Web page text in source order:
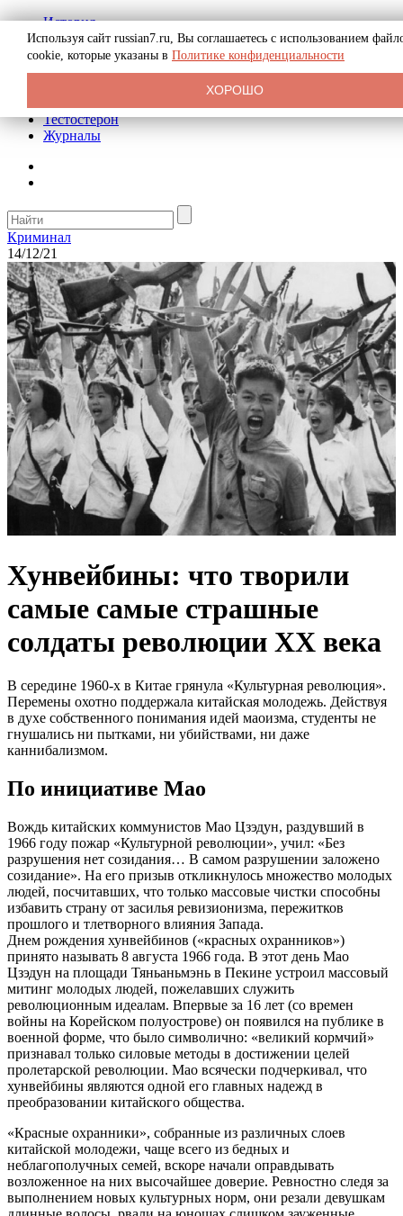
История
Биография
Криминал
Реклама на сайте
Тестостерон
Журналы
Криминал
14/12/21
Хунвейбины: что творили
самые самые страшные
солдаты революции ХХ века
В середине 1960-х в Китае грянула «Культурная революция».
Перемены охотно поддержала китайская молодежь. Действуя
в духе собственного понимания идей маоизма, студенты не
гнушались ни пытками, ни убийствами, ни даже
каннибализмом.
По инициативе Мао
Вождь китайских коммунистов Мао Цзэдун, раздувший в
1966 году пожар «Культурной революции», учил: «Без
разрушения нет созидания… В самом разрушении заложено
созидание». На его призыв откликнулось множество молодых
людей, посчитавших, что только массовые чистки способны
избавить страну от засилья ревизионизма, пережитков
прошлого и тлетворного влияния Запада.
Днем рождения хунвейбинов («красных охранников»)
принято называть 8 августа 1966 года. В этот день Мао
Цзэдун на площади Тяньаньмэнь в Пекине устроил массовый
митинг молодых людей, пожелавших служить
революционным идеалам. Впервые за 16 лет (со времен
войны на Корейском полуострове) он появился на публике в
военной форме, что было символично: «великий кормчий»
признавал только силовые методы в достижении целей
пролетарской революции. Мао всячески подчеркивал, что
хунвейбины являются одной его главных надежд в
преобразовании китайского общества.
«Красные охранники», собранные из различных слоев
китайской молодежи, чаще всего из бедных и
неблагополучных семей, вскоре начали оправдывать
возложенное на них высочайшее доверие. Ревностно следя за
выполнением новых культурных норм, они резали девушкам
Используя сайт russian7.ru, Вы соглашаетесь с использованием
cookie, которые указаны в Политике конфиденциальности
ХОРОШО